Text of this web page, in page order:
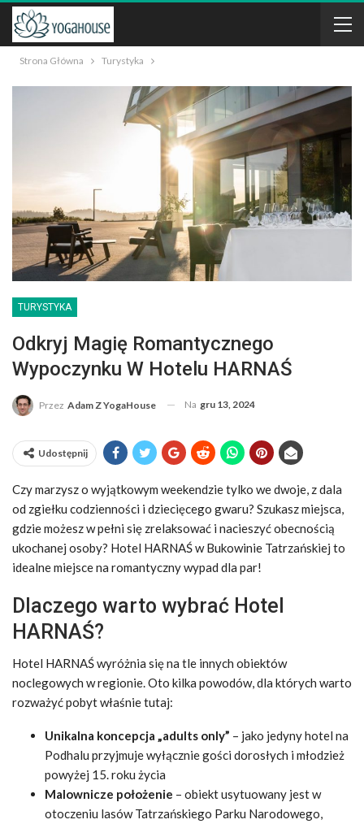
Strona Główna Turystyka
TURYSTYKA
Odkryj Magię Romantycznego
Wypoczynku W Hotelu HARNAŚ
Przez Adam Z YogaHouse Na gru 13, 2024
Udostępnij
Czy marzysz o wyjątkowym weekendzie tylko we dwoje, z dala
od zgiełku codzienności i dziecięcego gwaru? Szukasz miejsca,
gdzie możesz w pełni się zrelaksować i nacieszyć obecnością
ukochanej osoby? Hotel HARNAŚ w Bukowinie Tatrzańskiej to
idealne miejsce na romantyczny wypad dla par!
Dlaczego warto wybrać Hotel
HARNAŚ?
Hotel HARNAŚ wyróżnia się na tle innych obiektów
noclegowych w regionie. Oto kilka powodów, dla których warto
rozważyć pobyt właśnie tutaj:
Unikalna koncepcja „adults only” – jako jedyny hotel na
Podhalu przyjmuje wyłącznie gości dorosłych i młodzież
powyżej 15. roku życia
Malownicze położenie – obiekt usytuowany jest w
otoczeniu lasów Tatrzańskiego Parku Narodowego,